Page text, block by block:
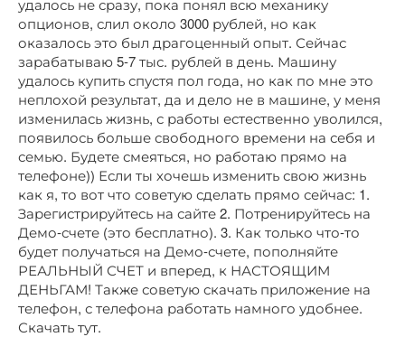
удалось не сразу, пока понял всю механику
опционов, слил около 3000 рублей, но как
оказалось это был драгоценный опыт. Сейчас
зарабатываю 5-7 тыс. рублей в день. Машину
удалось купить спустя пол года, но как по мне это
неплохой результат, да и дело не в машине, у меня
изменилась жизнь, с работы естественно уволился,
появилось больше свободного времени на себя и
семью. Будете смеяться, но работаю прямо на
телефоне)) Если ты хочешь изменить свою жизнь
как я, то вот что советую сделать прямо сейчас: 1.
Зарегистрируйтесь на сайте 2. Потренируйтесь на
Демо-счете (это бесплатно). 3. Как только что-то
будет получаться на Демо-счете, пополняйте
РЕАЛЬНЫЙ СЧЕТ и вперед, к НАСТОЯЩИМ
ДЕНЬГАМ! Также советую скачать приложение на
телефон, с телефона работать намного удобнее.
Скачать тут.